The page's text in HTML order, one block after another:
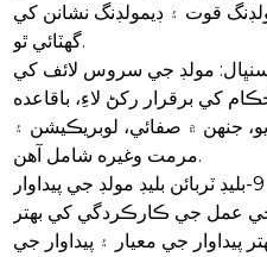
قوت ۽ ڊيمولڊنگ نشانن کي
گهٽائي ٿو.
مولڊ جي سروس لائف کي
کي برقرار رکڻ لاءِ، باقاعده
جنهن ۾ صفائي، لوبريڪيشن ۽
مرمت وغيره شامل آهن.
مٿي ڏنل اصلاحي قدمن ذريعي، 9-بليڊ ٽربائن بليڊ مولڊ جي پيداوار
عمل جي ڪارڪردگي کي بهتر
پيداوار جي معيار ۽ پيداوار جي